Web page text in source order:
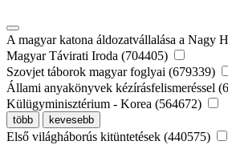
A magyar katona áldozatvállalása a Nagy
Magyar Távirati Iroda (704405)
Szovjet táborok magyar foglyai (679339)
Állami anyakönyvek kézírásfelismeréssel
Külügyminisztérium - Korea (564672)
több kevesebb
Első világháborús kitüntetések (440575)